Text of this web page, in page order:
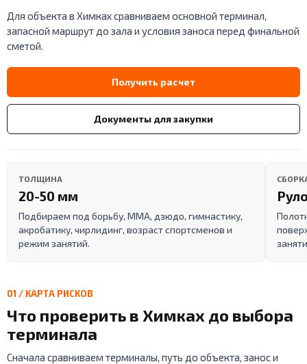
Для объекта в Химках сравниваем основной терминал,
запасной маршрут до зала и условия заноса перед финальной
сметой.
Получить расчет
Документы для закупки
ТОЛЩИНА
20-50 мм
Подбираем под борьбу, ММА, дзюдо, гимнастику,
акробатику, чирлидинг, возраст спортсменов и
режим занятий.
01 / КАРТА РИСКОВ
Что проверить в Химках до выбора
терминала
Сначала сравниваем терминалы, путь до объекта, занос и